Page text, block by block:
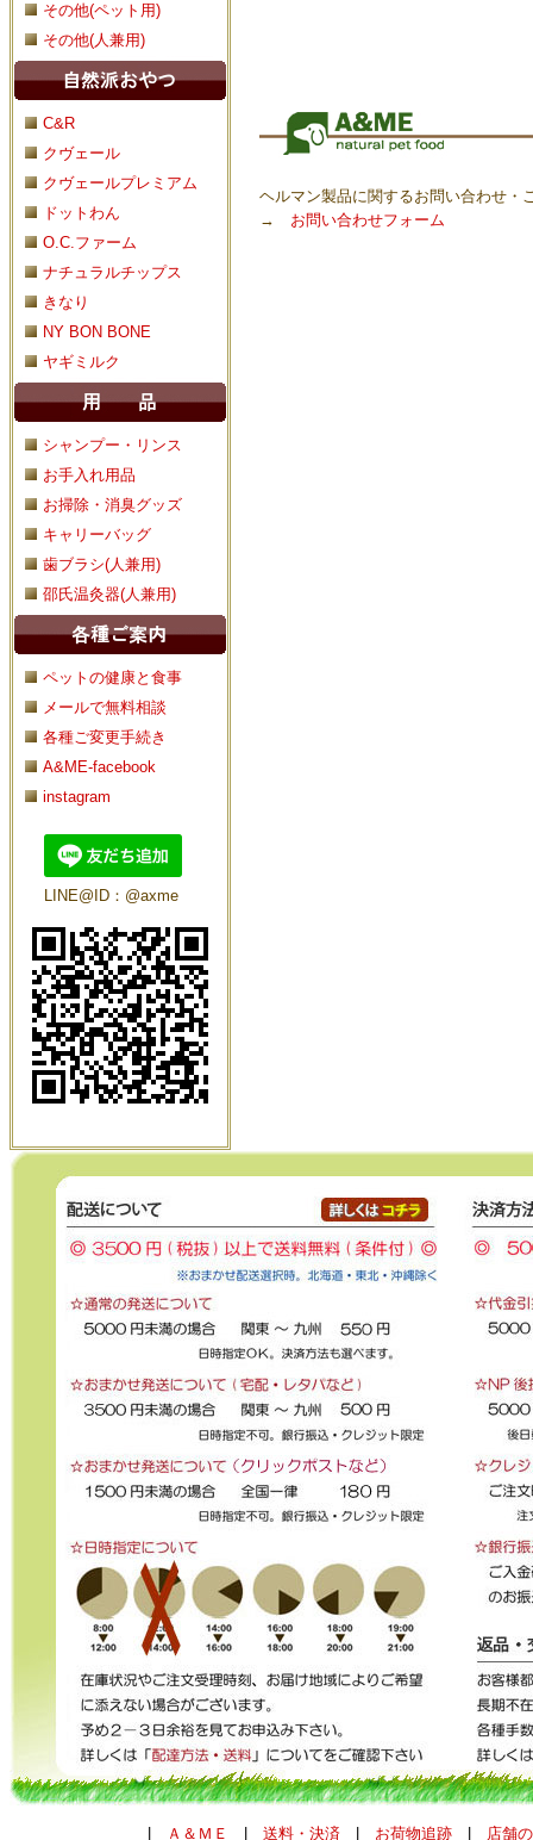
その他(ペット用)
その他(人兼用)
C&R
クヴェール
クヴェールプレミアム
ドットわん
O.C.ファーム
ナチュラルチップス
きなり
NY BON BONE
ヤギミルク
シャンプー・リンス
お手入れ用品
お掃除・消臭グッズ
キャリーバッグ
歯ブラシ(人兼用)
邵氏温灸器(人兼用)
ペットの健康と食事
メールで無料相談
各種ご変更手続き
A&ME-facebook
instagram
LINE@ID：@axme
ヘルマン製品に関するお問い合わせ・
→ お問い合わせフォーム
Ａ＆ＭＥ 送料・決済 お荷物追跡 店舗